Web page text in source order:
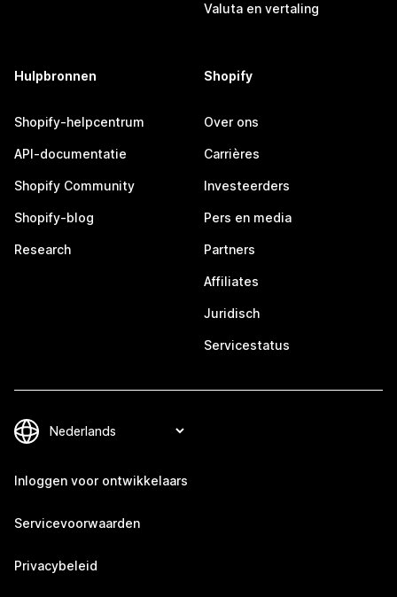
Valuta en vertaling
Hulpbronnen
Shopify-helpcentrum
API-documentatie
Shopify Community
Shopify-blog
Research
Shopify
Over ons
Carrières
Investeerders
Pers en media
Partners
Affiliates
Juridisch
Servicestatus
Inloggen voor ontwikkelaars
Servicevoorwaarden
Privacybeleid